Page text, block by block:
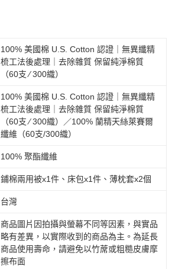
100% 美國棉 U.S. Cotton 認證｜無異纖精
梳工法後處理｜去除雜質 保留純淨棉質
（60支 ∕ 300織）
100% 美國棉 U.S. Cotton 認證｜無異纖精
梳工法後處理｜去除雜質 保留純淨棉質
（60支 ∕ 300織）／100% 蘭精天絲萊賽爾
纖維（60支/300織）
100% 聚酯纖維
鋪棉兩用被x1件、床包x1件、薄枕套x2個
台灣
商品圖片因拍攝與螢幕不同等因素，與實品
略有差異，以實際收到的商品為主。為延長
商品使用壽命，請避免以竹蓆或粗糙皮膚摩
擦布面